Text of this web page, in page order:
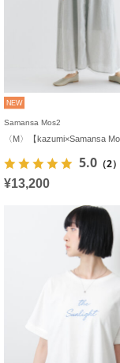
NEW
Samansa Mos2
5.0 （2）
¥13,200